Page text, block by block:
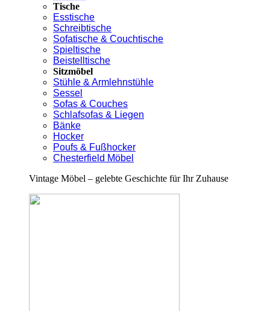
Tische
Esstische
Schreibtische
Sofatische & Couchtische
Spieltische
Beistelltische
Sitzmöbel
Stühle & Armlehnstühle
Sessel
Sofas & Couches
Schlafsofas & Liegen
Bänke
Hocker
Poufs & Fußhocker
Chesterfield Möbel
Vintage Möbel – gelebte Geschichte für Ihr Zuhause